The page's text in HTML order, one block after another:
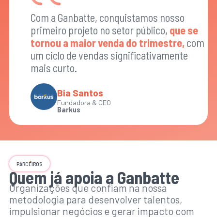
Com a Ganbatte, conquistamos nosso
primeiro projeto no setor público, que se
tornou a maior venda do trimestre, com
um ciclo de vendas significativamente
mais curto.
Bia Santos
Fundadora & CEO
Barkus
PARCEIROS
Quem já apoia a Ganbatte
Organizações que confiam na nossa
metodologia para desenvolver talentos,
impulsionar negócios e gerar impacto com